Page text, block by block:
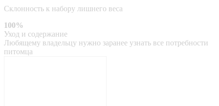
Склонность к набору лишнего веса
100%
Уход и содержание
Любящему владельцу нужно заранее узнать все потребности
питомца